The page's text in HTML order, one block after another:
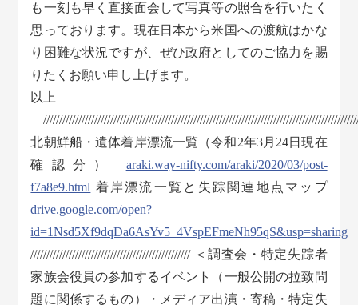
も一刻も早く直接面会して写真等の照合を行いたく
思っております。現在日本から米国への渡航はかな
り困難な状況ですが、ぜひ政府としてのご協力を賜
りたくお願い申し上げます。
以上
北朝鮮船・遺体着岸漂流一覧（令和2年3月24日現在
確認分） araki.way-nifty.com/araki/2020/03/post-
f7a8e9.html 着岸漂流一覧と失踪関連地点マップ
drive.google.com/open?
id=1Nsd5Xf9dqDa6AsYv5_4VspEFmeNh95qS&usp=sharing
////////////////////////////////////////////////// ＜調査会・特定失踪者
家族会役員の参加するイベント（一般公開の拉致問
題に関係するもの）・メディア出演・寄稿・特定失